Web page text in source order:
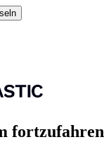
fortzufahren